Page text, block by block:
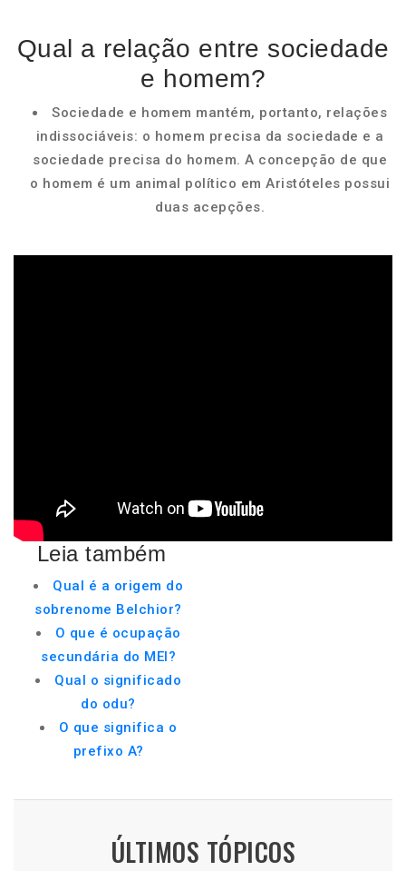
Qual a relação entre sociedade
e homem?
Sociedade e homem mantém, portanto, relações
indissociáveis: o homem precisa da sociedade e a
sociedade precisa do homem. A concepção de que
o homem é um animal político em Aristóteles possui
duas acepções.
Leia também
Qual é a origem do
sobrenome Belchior?
O que é ocupação
secundária do MEI?
Qual o significado
do odu?
O que significa o
prefixo A?
ÚLTIMOS TÓPICOS